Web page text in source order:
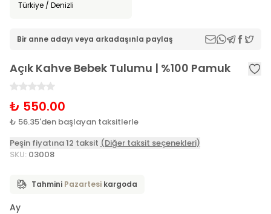
Türkiye / Denizli
Bir anne adayı veya arkadaşınla paylaş
Açık Kahve Bebek Tulumu | %100 Pamuk
₺ 550.00
₺ 56.35'den başlayan taksitlerle
Peşin fiyatına 12 taksit (Diğer taksit seçenekleri)
SKU: 03008
Tahmini Pazartesi kargoda
Ay